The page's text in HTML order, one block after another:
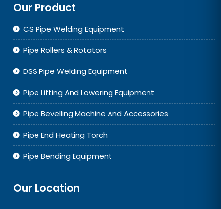
Our Product
CS Pipe Welding Equipment
Pipe Rollers & Rotators
DSS Pipe Welding Equipment
Pipe Lifting And Lowering Equipment
Pipe Bevelling Machine And Accessories
Pipe End Heating Torch
Pipe Bending Equipment
Our Location